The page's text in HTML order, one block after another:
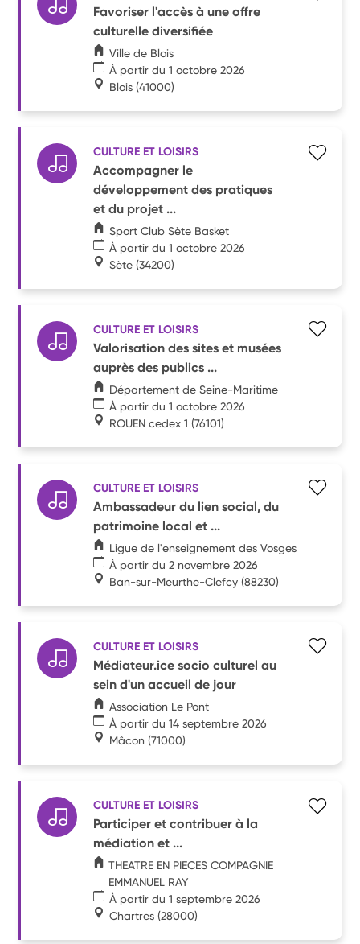
Favoriser l'accès à une offre
culturelle diversifiée
Ville de Blois
À partir du 1 octobre 2026
Blois (41000)
CULTURE ET LOISIRS
Accompagner le
développement des pratiques
et du projet ...
Sport Club Sète Basket
À partir du 1 octobre 2026
Sète (34200)
CULTURE ET LOISIRS
Valorisation des sites et musées
auprès des publics ...
Département de Seine-Maritime
À partir du 1 octobre 2026
ROUEN cedex 1 (76101)
CULTURE ET LOISIRS
Ambassadeur du lien social, du
patrimoine local et ...
Ligue de l'enseignement des Vosges
À partir du 2 novembre 2026
Ban-sur-Meurthe-Clefcy (88230)
CULTURE ET LOISIRS
Médiateur.ice socio culturel au
sein d'un accueil de jour
Association Le Pont
À partir du 14 septembre 2026
Mâcon (71000)
CULTURE ET LOISIRS
Participer et contribuer à la
médiation et ...
THEATRE EN PIECES COMPAGNIE
EMMANUEL RAY
À partir du 1 septembre 2026
Chartres (28000)